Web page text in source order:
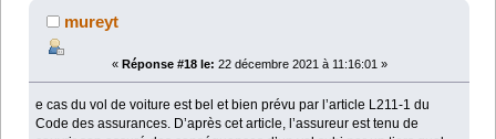
mureyt
« Réponse #18 le: 22 décembre 2021 à 11:16:01 »
e cas du vol de voiture est bel et bien prévu par l’article L211-1 du
Code des assurances. D’après cet article, l’assureur est tenu de